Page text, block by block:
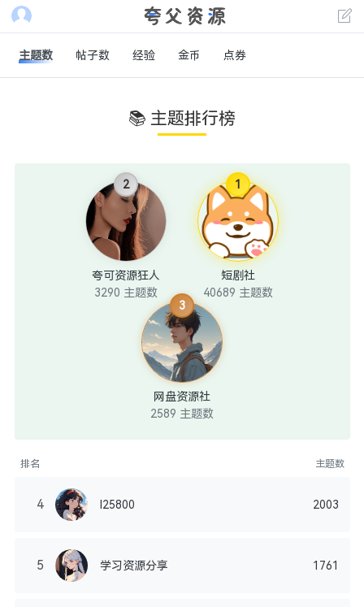
主题数 帖子数 经验 金币 点券
📚 主题排行榜
2
夸可资源狂人
3290 主题数
1
短剧社
40689 主题数
3
网盘资源社
2589 主题数
排名 主题数
4 l25800 2003
5 学习资源分享 1761